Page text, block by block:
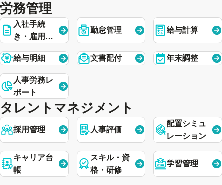
労務管理
入社手続
き・雇用契
勤怠管理 給与計算
給与明細 文書配付 年末調整
人事労務レ
ポート
タレントマネジメント
採用管理 人事評価
配置シミュ
レーション
キャリア台
帳
スキル・資
格・研修
学習管理